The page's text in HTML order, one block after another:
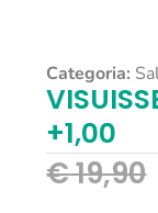
Categoria:
+1,00
€19,90